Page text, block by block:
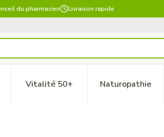
du pharmacien Livraison rapide
soins et hygiène
catégorie Régime, alimentation &
le sous-menu pour la catégorie
Vitalité 50+Afficher le sous-menu pour la
Naturopathie
Afficher